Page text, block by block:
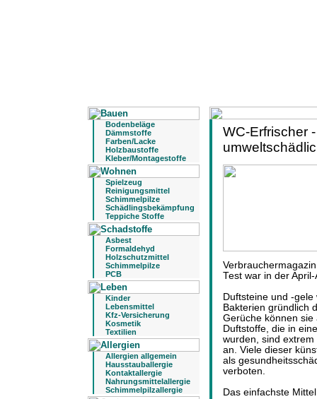
Bodenbeläge
Dämmstoffe
Farben/Lacke
Holzbaustoffe
Kleber/Montagestoffe
Spielzeug
Reinigungsmittel
Schimmelpilze
Schädlingsbekämpfung
Teppiche Stoffe
Asbest
Formaldehyd
Holzschutzmittel
Schimmelpilze
PCB
Kinder
Lebensmittel
Kfz-Versicherung
Kosmetik
Textilien
Allergien allgemein
Hausstauballergie
Kontaktallergie
Nahrungsmittelallergie
Schimmelpilzallergie
WC-Erfrischer
Test war in der
Duftsteine und -
Bakterien gründlich
Gerüche können sie
Duftstoffe, die in
wurden, sind
an. Viele dieser
als
verboten.
Das einfachste